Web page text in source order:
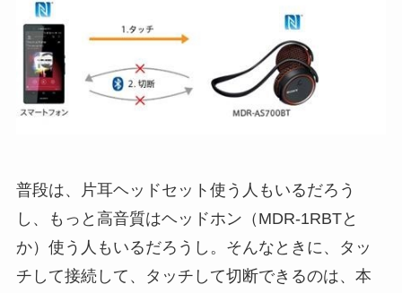
普段は、片耳ヘッドセット使う人もいるだろう
し、もっと高音質はヘッドホン（MDR-1RBTと
か）使う人もいるだろうし。そんなときに、タッ
チして接続して、タッチして切断できるのは、本